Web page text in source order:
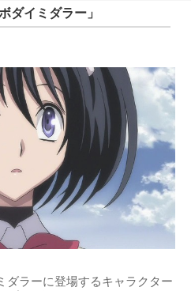
ダイミダラー」
ダラーに登場するキャラクター